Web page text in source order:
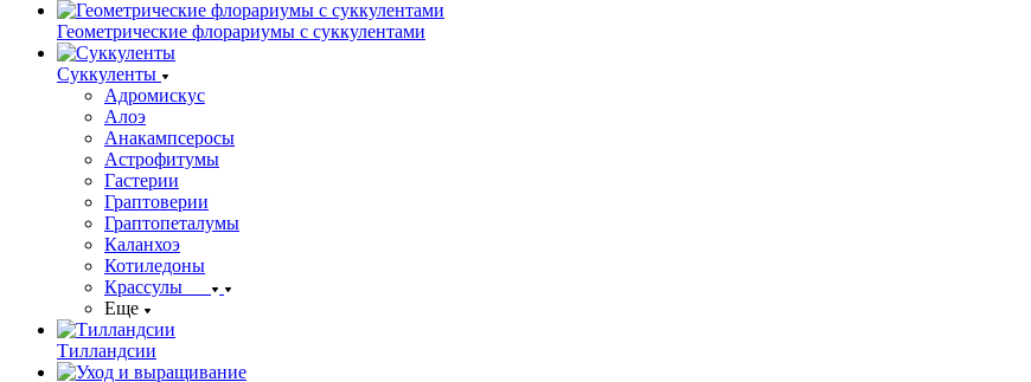
Геометрические флорариумы с суккулентами
Суккуленты
Адромискус
Алоэ
Анакампсеросы
Астрофитумы
Гастерии
Граптоверии
Граптопеталумы
Каланхоэ
Котиледоны
Крассулы
Еще
Тилландсии